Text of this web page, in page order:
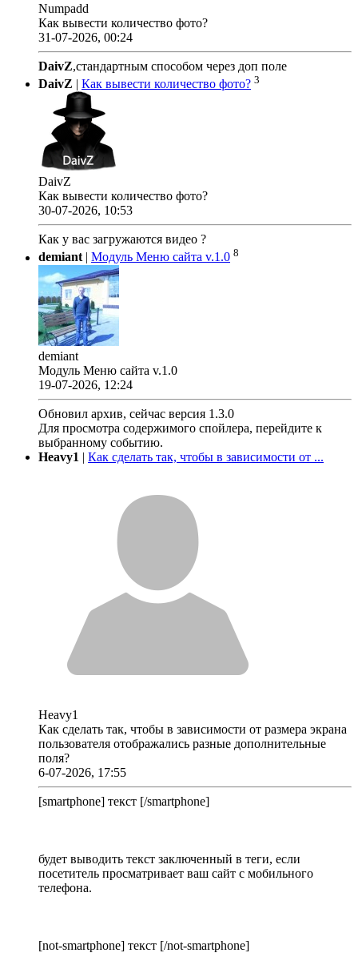
Numpadd
Как вывести количество фото?
31-07-2026, 00:24
DaivZ,стандартным способом через доп поле
DaivZ | Как вывести количество фото? 3
DaivZ
Как вывести количество фото?
30-07-2026, 10:53
Как у вас загружаются видео ?
demiant| Модуль Меню сайта v.1.0 8
demiant
Модуль Меню сайта v.1.0
19-07-2026, 12:24
Обновил архив, сейчас версия 1.3.0
Для просмотра содержимого спойлера, перейдите к
выбранному событию.
Heavy1 | Как сделать так, чтобы в зависимости от ...
Heavy1
Как сделать так, чтобы в зависимости от размера экрана
пользователя отображались разные дополнительные
поля?
6-07-2026, 17:55
[smartphone] текст [/smartphone]
будет выводить текст заключенный в теги, если
посетитель просматривает ваш сайт с мобильного
телефона.
[not-smartphone] текст [/not-smartphone]